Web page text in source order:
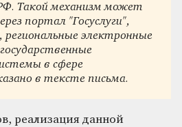
Такой механизм может
портал "Госуслуги",
электронные
в сфере
в тексте письма.
реализация данной